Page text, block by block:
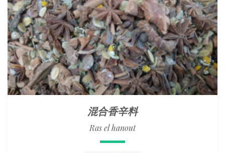
混合香辛料
Ras el hanout